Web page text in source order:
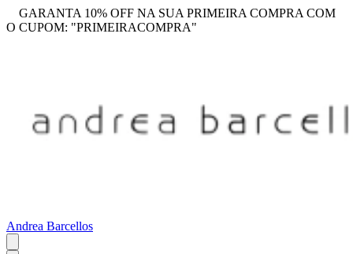
GARANTA 10% OFF NA SUA PRIMEIRA COMPRA COM
O CUPOM: "PRIMEIRACOMPRA"
Andrea Barcellos